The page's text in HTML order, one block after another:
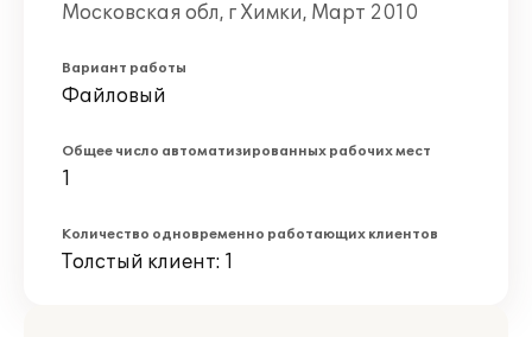
Московская обл, г Химки, Март 2010
Вариант работы
Файловый
Общее число автоматизированных рабочих мест
1
Количество одновременно работающих клиентов
Толстый клиент: 1